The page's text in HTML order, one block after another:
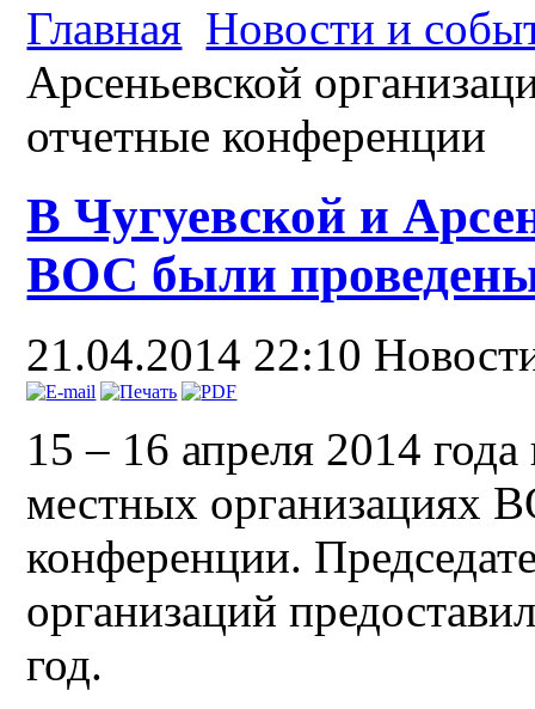
Главная Новости и
Арсеньевской
отчетные конференции
В Чугуевской и
ВОС были
21.04.2014 22:10
15 – 16 апреля 2014
местных организациях
конференции.
организаций
год.